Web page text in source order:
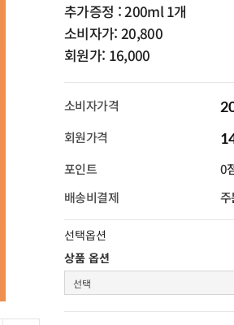
추가증정 : 200ml 1개
소비자가: 20,800
회원가: 16,000
소비자가격
회원가격
포인트
0
배송비결제
주
선택옵션
상품 옵션